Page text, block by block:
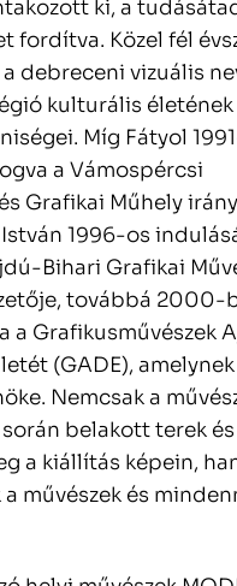
ki, a
fordítva. Közel fél
a debreceni vizuális
kulturális életének
Míg Fátyol
a Vámospércsi
Grafikai Műhely
1996-os
Bihari Grafikai
továbbá 2000-
a Grafikusművészek
(GADE), amelynek
Nemcsak a
belakott terek
a kiállítás képein,
művészek és